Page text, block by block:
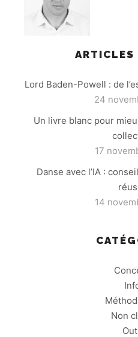
ARTICLES
Lord Baden-Powell : de
24
Un livre blanc pour
17
Danse avec l’IA :
14
Non